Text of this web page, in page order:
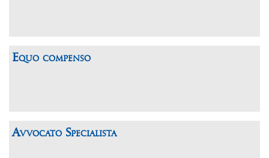
Equo compenso
Avvocato Specialista